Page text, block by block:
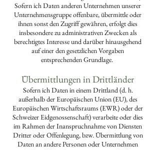
Sofern ich Daten anderen Unternehmen unserer
Unternehmensgruppe offenbare, übermittle oder
ihnen sonst den Zugriff gewähren, erfolgt dies
insbesondere zu administrativen Zwecken als
berechtigtes Interesse und darüber hinausgehend
auf einer den gesetzlichen Vorgaben
entsprechenden Grundlage.
Übermittlungen in Drittländer
Sofern ich Daten in einem Drittland (d. h.
außerhalb der Europäischen Union (EU), des
Europäischen Wirtschaftsraums (EWR) oder der
Schweizer Eidgenossenschaft) verarbeite oder dies
im Rahmen der Inanspruchnahme von Diensten
Dritter oder Offenlegung, bzw. Übermittlung von
Daten an andere Personen oder Unternehmen